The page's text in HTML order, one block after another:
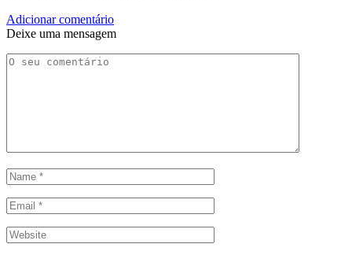
Adicionar comentário
Deixe uma mensagem